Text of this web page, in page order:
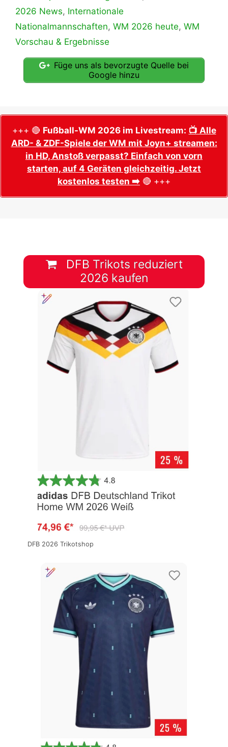
2026 News, Internationale
Nationalmannschaften, WM 2026 heute, WM
Vorschau & Ergebnisse
Füge uns als bevorzugte Quelle bei
Google hinzu
+++ 🔴 Fußball-WM 2026 im Livestream: 📺 Alle
ARD- & ZDF-Spiele der WM mit Joyn+ streamen:
in HD, Anstoß verpasst? Einfach von vorn
starten, auf 4 Geräten gleichzeitig. Jetzt
kostenlos testen ➡️ 🔴 +++
DFB Trikots reduziert
2026 kaufen
DFB 2026 Trikotshop